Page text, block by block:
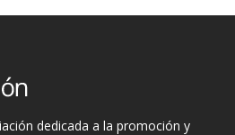
dedicada a la promoción y